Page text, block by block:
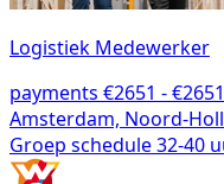
Logistiek Medewerker
payments €2651 -
Amsterdam, Noord-
Groep schedule32-40